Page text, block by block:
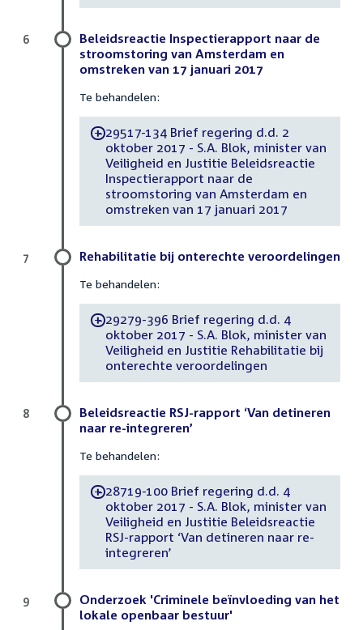
Beleidsreactie Inspectierapport naar de
stroomstoring van Amsterdam en
omstreken van 17 januari 2017
Te behandelen:
-29517-134 Brief regering d.d. 2
oktober 2017 - S.A. Blok, minister van
Veiligheid en Justitie Beleidsreactie
Inspectierapport naar de
stroomstoring van Amsterdam en
omstreken van 17 januari 2017
6
Rehabilitatie bij onterechte veroordelingen
Te behandelen:
-29279-396 Brief regering d.d. 4
oktober 2017 - S.A. Blok, minister van
Veiligheid en Justitie Rehabilitatie bij
onterechte veroordelingen
7
Beleidsreactie RSJ-rapport ‘Van detineren
naar re-integreren’
Te behandelen:
-28719-100 Brief regering d.d. 4
oktober 2017 - S.A. Blok, minister van
Veiligheid en Justitie Beleidsreactie
RSJ-rapport ‘Van detineren naar re-
integreren’
8
Onderzoek 'Criminele beïnvloeding van het
lokale openbaar bestuur'
9